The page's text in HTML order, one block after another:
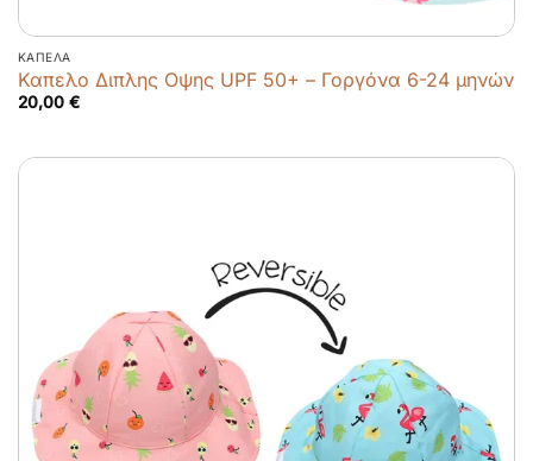
ΚΑΠΈΛΑ
Καπελο Διπλης Οψης UPF 50+ – Γοργόνα 6-24 μηνών
20,00 €